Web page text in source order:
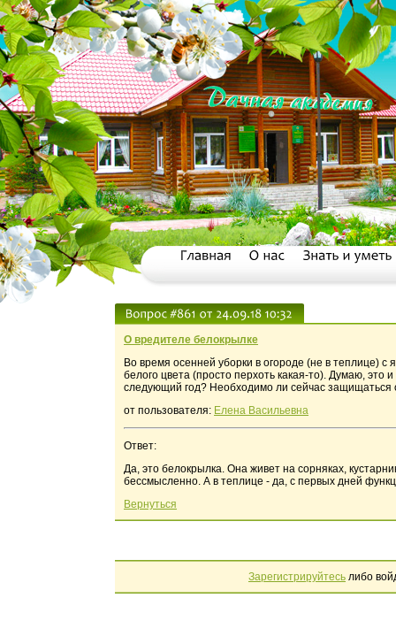
О вредителе белокрылке
Во время осенней уборки в огороде (не в теплице)
белого цвета (просто перхоть какая-то). Думаю,
следующий год? Необходимо ли сейчас защищаться
от пользователя: Елена Васильевна
Ответ:
Да, это белокрылка. Она живет на сорняках,
бессмысленно. А в теплице - да, с первых дней
Вернуться
Зарегистрируйтесь либо